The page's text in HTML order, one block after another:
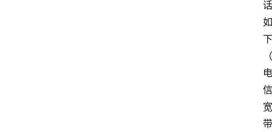
话
如
下
（
电
信
宽
带